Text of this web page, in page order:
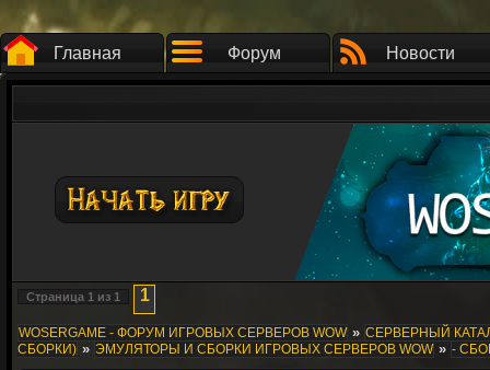
Главная Форум Новости
Страница 1 из 1 1
WOSERGAME - ФОРУМ ИГРОВЫХ СЕРВЕРОВ WOW » СЕРВЕРНЫЙ
СБОРКИ) » ЭМУЛЯТОРЫ И СБОРКИ ИГРОВЫХ СЕРВЕРОВ WOW » -